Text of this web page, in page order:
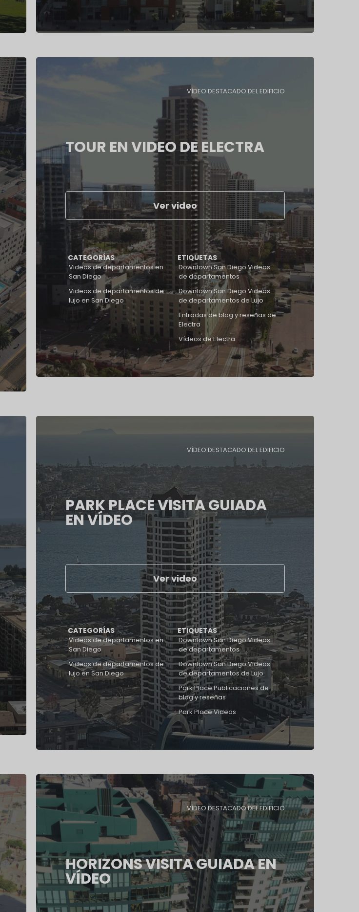
VÍDEO DESTACADO DEL EDIFICIO
TOUR EN VIDEO DE ELECTRA
Ver video
CATEGORÍAS
Videos de departamentos en
San Diego
Videos de departamentos de
lujo en San Diego
ETIQUETAS
Downtown San Diego Videos
de departamentos
Downtown San Diego Videos
de departamentos de Lujo
Entradas de blog y reseñas de
Electra
Vídeos de Electra
VÍDEO DESTACADO DEL EDIFICIO
PARK PLACE VISITA GUIADA
EN VÍDEO
Ver video
CATEGORÍAS
Videos de departamentos en
San Diego
Videos de departamentos de
lujo en San Diego
ETIQUETAS
Downtown San Diego Videos
de departamentos
Downtown San Diego Videos
de departamentos de Lujo
Park Place Publicaciones de
blog y reseñas
Park Place Videos
VÍDEO DESTACADO DEL EDIFICIO
HORIZONS VISITA GUIADA EN
VÍDEO